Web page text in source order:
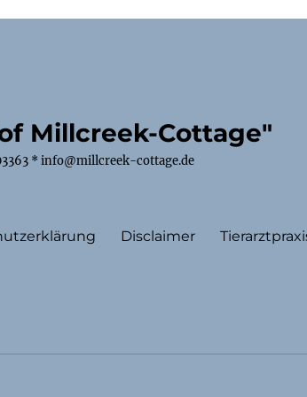
Millcreek-Cottage"
* info@millcreek-cottage.de
Disclaimer